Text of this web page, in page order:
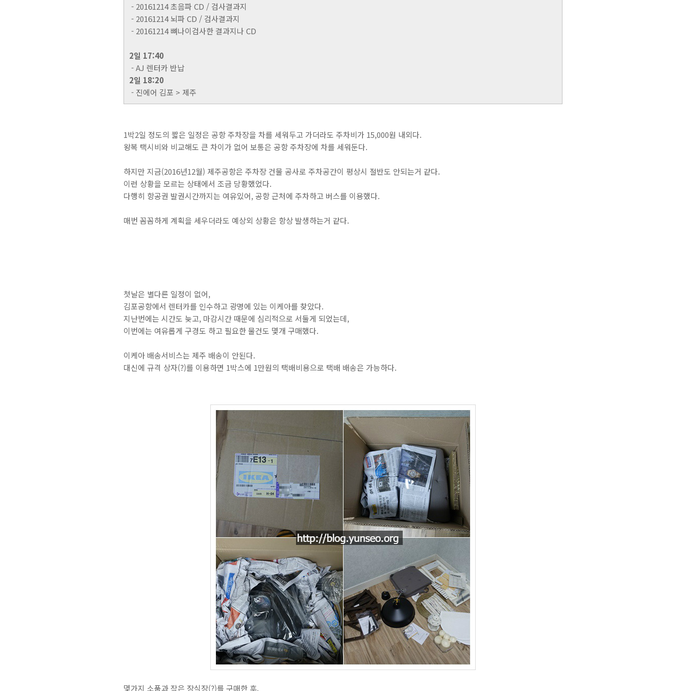
- 20161214 초음파 CD / 검사결과지
- 20161214 뇌파 CD / 검사결과지
- 20161214 뼈나이검사한 결과지나 CD
2일 17:40
- AJ 렌터카 반납
2일 18:20
- 진에어 김포 > 제주
1박2일 정도의 짧은 일정은 공항 주차장을 차를 세워두고 가더라도 주차비가 15,000원 내외다.
왕복 택시비와 비교해도 큰 차이가 없어 보통은 공항 주차장에 차를 세워둔다.
하지만 지금(2016년12월) 제주공항은 주차장 건물 공사로 주차공간이 평상시 절반도 안되는거 같다.
이런 상황을 모르는 상태에서 조금 당황했었다.
다행히 항공권 발권시간까지는 여유있어, 공항 근처에 주차하고 버스를 이용했다.
매번 꼼꼼하게 계획을 세우더라도 예상외 상황은 항상 발생하는거 같다.
첫날은 별다른 일정이 없어,
김포공항에서 렌터카를 인수하고 광명에 있는 이케아를 찾았다.
지난번에는 시간도 늦고, 마감시간 때문에 심리적으로 서둘게 되었는데,
이번에는 여유롭게 구경도 하고 필요한 물건도 몇개 구매했다.
이케아 배송서비스는 제주 배송이 안된다.
대신에 규격 상자(?)를 이용하면 1박스에 1만원의 택배비용으로 택배 배송은 가능하다.
몇가지 소품과 작은 장식장(?)를 구매한 후,